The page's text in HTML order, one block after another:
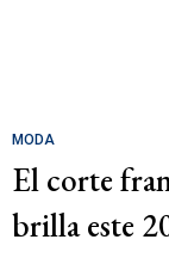
MODA
El corte
brilla este